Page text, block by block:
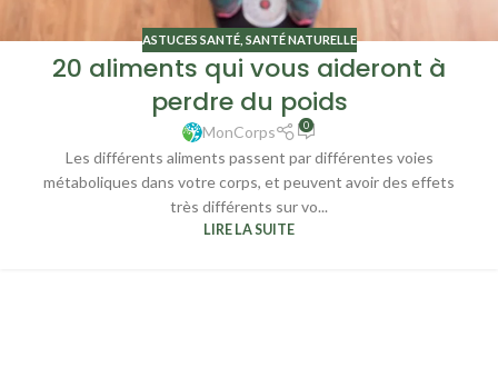
ASTUCES SANTÉ, SANTÉ NATURELLE
20 aliments qui vous aideront à
perdre du poids
MonCorps 0
Les différents aliments passent par différentes voies
métaboliques dans votre corps, et peuvent avoir des effets
très différents sur vo...
LIRE LA SUITE